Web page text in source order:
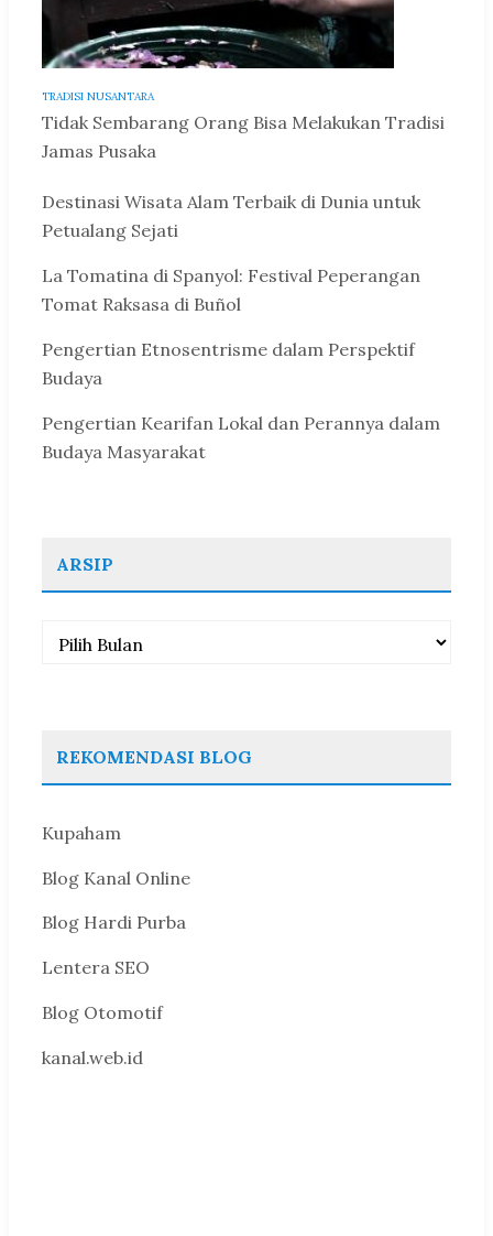
TRADISI NUSANTARA
Tidak Sembarang Orang Bisa Melakukan Tradisi
Jamas Pusaka
Destinasi Wisata Alam Terbaik di Dunia untuk
Petualang Sejati
La Tomatina di Spanyol: Festival Peperangan
Tomat Raksasa di Buñol
Pengertian Etnosentrisme dalam Perspektif
Budaya
Pengertian Kearifan Lokal dan Perannya dalam
Budaya Masyarakat
ARSIP
Arsip
REKOMENDASI BLOG
Kupaham
Blog Kanal Online
Blog Hardi Purba
Lentera SEO
Blog Otomotif
kanal.web.id